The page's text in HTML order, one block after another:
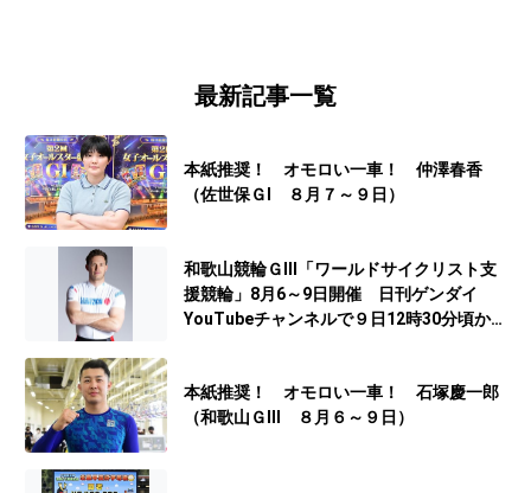
最新記事一覧
本紙推奨！ オモロい一車！ 仲澤春香
（佐世保ＧⅠ ８月７～９日）
和歌山競輪ＧⅢ「ワールドサイクリスト支
援競輪」8月6～9日開催 日刊ゲンダイ
YouTubeチャンネルで９日12時30分頃から
本紙推奨！ オモロい一車！ 石塚慶一郎
（和歌山ＧⅢ ８月６～９日）